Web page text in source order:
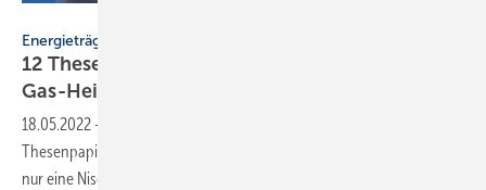
Energieträger
12 Thesen zu Wasserstoff: Kein Nachfolger für
Gas-Heizungen
18.05.2022 -
Thesenpapier postuliert: Die Wasserstoff-Heizung für Haushalte wird
nur eine Nischenlösung